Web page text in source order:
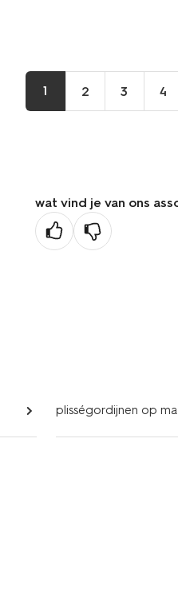
1 2 3 4
wat vind je van ons
plisségordijnen op